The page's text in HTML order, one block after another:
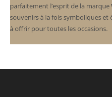
parfaitement l’esprit de la marque
souvenirs à la fois symboliques
à offrir pour toutes les occasions.